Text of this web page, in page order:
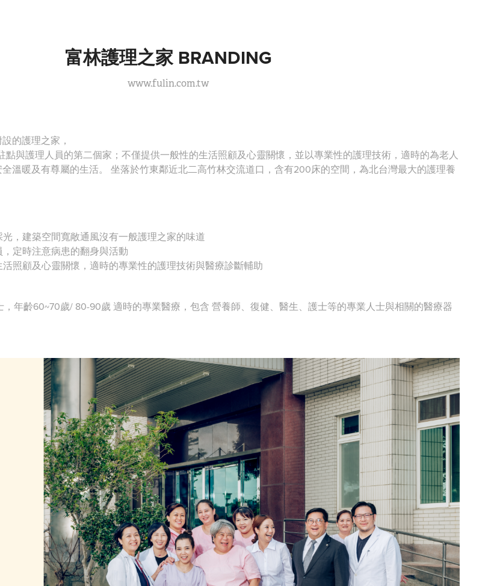
富林護理之家 BRANDING
www.fulin.com.tw
的護理之家，
與護理人員的第二個家；不僅提供一般性的生活照顧及心靈關懷，並以專業性的護理技術，適時的為老人
溫暖及有尊屬的生活。 坐落於竹東鄰近北二高竹林交流道口，含有200床的空間，為北台灣最大的護理養
，建築空間寬敞通風沒有一般護理之家的味道
定時注意病患的翻身與活動
照顧及心靈關懷，適時的專業性的護理技術與醫療診斷輔助
，年齡60~70歲/ 80-90歲 適時的專業醫療，包含 營養師、復健、醫生、護士等的專業人士與相關的醫療器